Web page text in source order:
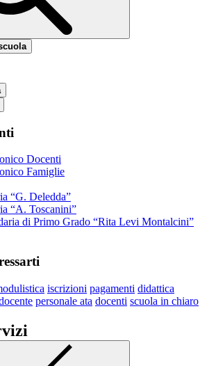
Docenti
Famiglie
“G. Deledda”
“A. Toscanini”
di Primo Grado “Rita Levi Montalcini”
iscrizioni pagamenti didattica
personale ata docenti scuola in chiaro